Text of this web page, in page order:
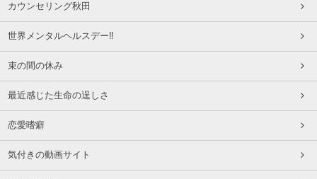
カウンセリング秋田
世界メンタルヘルスデー‼️
束の間の休み
最近感じた生命の逞しさ
恋愛嗜癖
気付きの動画サイト